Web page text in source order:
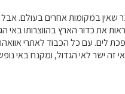
שאין במקומות אחרים בעולם.
את כדור הארץ בהווצרותו באי
לים. עם כל הכבוד לאתרי אוואהו